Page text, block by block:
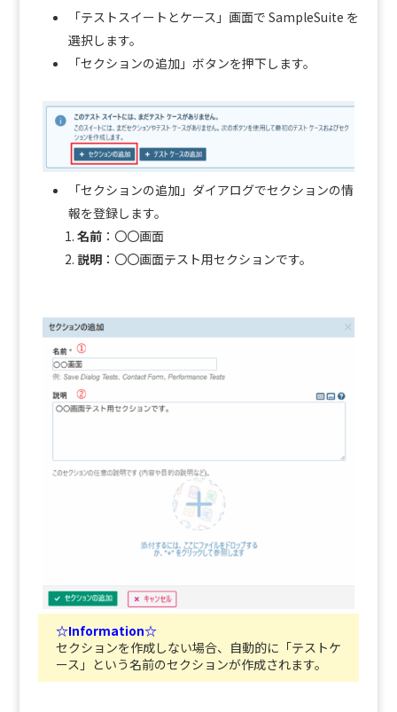
「テストスイートとケース」画面で SampleSuite を
選択します。
「セクションの追加」ボタンを押下します。
「セクションの追加」ダイアログでセクションの情
報を登録します。
名前：〇〇画面
説明：〇〇画面テスト用セクションです。
☆Information☆
セクションを作成しない場合、自動的に「テストケ
ース」という名前のセクションが作成されます。